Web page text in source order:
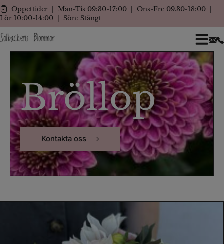
Skip
to
content
Öppettider Mån-Tis 09:30-17:00
Ons-Fre 09.30-18:00
Lör 10:00-14:00
Sön: Stängt
Bröllop
Kontakta oss